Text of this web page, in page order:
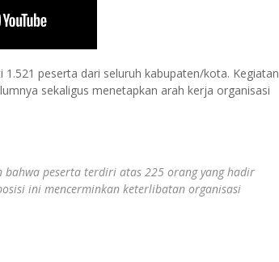
peserta dari seluruh kabupaten/kota. Kegiatan
sekaligus menetapkan arah kerja organisasi
bahwa peserta terdiri atas 225 orang yang hadir
ini mencerminkan keterlibatan organisasi